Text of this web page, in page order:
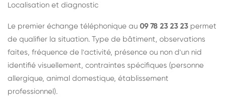
Localisation et diagnostic
Le premier échange téléphonique au 09 78 23 23 23 permet
de qualifier la situation. Type de bâtiment, observations
faites, fréquence de l'activité, présence ou non d'un nid
identifié visuellement, contraintes spécifiques (personne
allergique, animal domestique, établissement
professionnel).